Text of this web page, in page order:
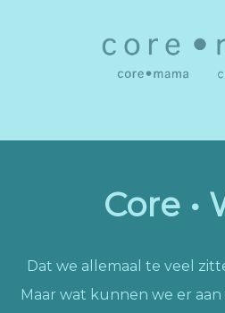
Core •
Dat we allemaal te veel
Maar wat kunnen we er aan